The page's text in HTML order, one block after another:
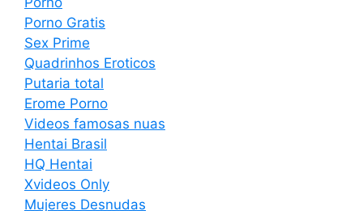
Porno Gratis
Sex Prime
Quadrinhos Eroticos
Putaria total
Erome Porno
Videos famosas nuas
Hentai Brasil
HQ Hentai
Xvideos Only
Mujeres Desnudas